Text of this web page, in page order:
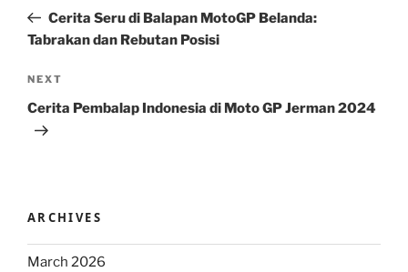
PostCerita Seru di Balapan MotoGP Belanda:
Tabrakan dan Rebutan Posisi
Next
Post
NEXT
Cerita Pembalap Indonesia di Moto GP Jerman 2024
ARCHIVES
March 2026